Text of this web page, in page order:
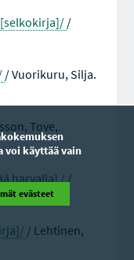
[selkokirja]/ /
/ Vuorikuru, Silja.
Tove,
harvalla] //
/ Lehtinen,
voi käyttää vain
evästeet